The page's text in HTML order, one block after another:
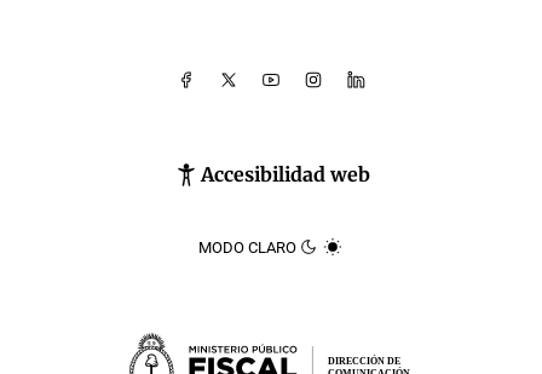
Accesibilidad web
MODO CLARO
DIRECCIÓN DE